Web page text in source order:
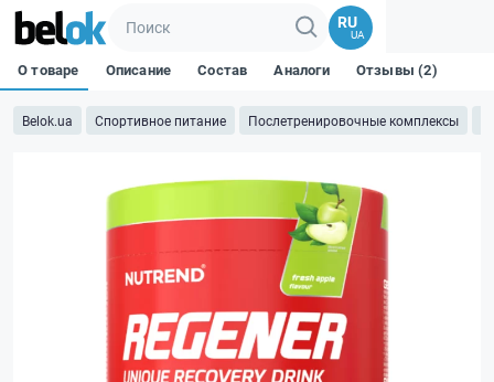
RU
UA
Belok.ua Спортивное питание Послетренировочные комплексы
О товаре Описание Состав Аналоги Отзывы (2)